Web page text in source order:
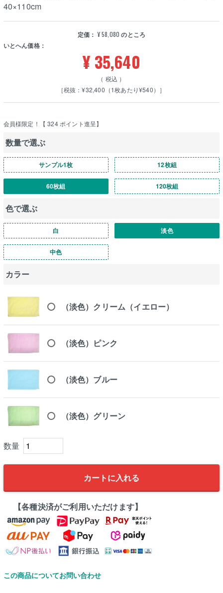
40×110cm
定価： ¥58,080 のところ
いとへん価格：
¥ 35,640
税込
［税抜：¥32,400（1枚あたり¥540）］
会員様限定！【 324ポイント進呈】
数量で選ぶ
サンプル1枚 12枚組
60枚組 120枚組
色で選ぶ
白 淡色
中色
カラー
（淡色）クリーム（イエロー）
（淡色）ピンク
（淡色）ブルー
（淡色）グリーン
カートに入れる
【各種決済がご利用いただけます】
この商品についてお問い合わせ